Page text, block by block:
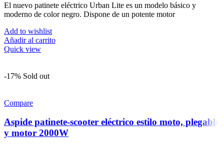
El nuevo patinete eléctrico Urban Lite es un modelo básico y
moderno de color negro. Dispone de un potente motor
Add to wishlist
Añadir al carrito
Quick view
-17% Sold out
Compare
Aspide patinete-scooter eléctrico estilo moto, plegable
y motor 2000W